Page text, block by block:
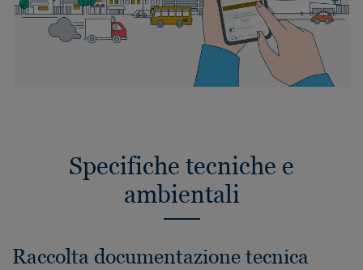
Specifiche tecniche e
ambientali
Raccolta documentazione tecnica